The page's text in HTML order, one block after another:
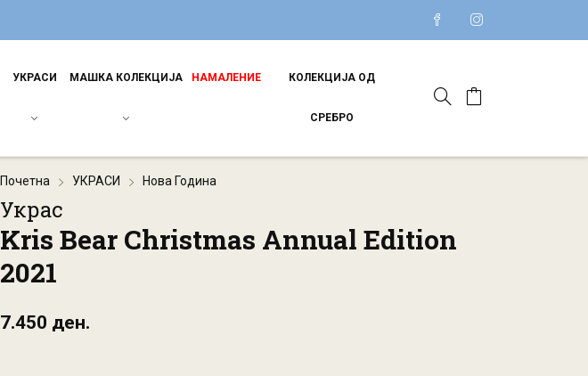
УКРАСИ МАШКА КОЛЕКЦИЈА НАМАЛЕНИЕ КОЛЕКЦИЈА ОД
СРЕБРО
Почетна УКРАСИ Нова Година
Украс
Kris Bear Christmas Annual Edition
2021
7.450 ден.